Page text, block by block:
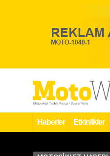
Haberler Etkinlikler